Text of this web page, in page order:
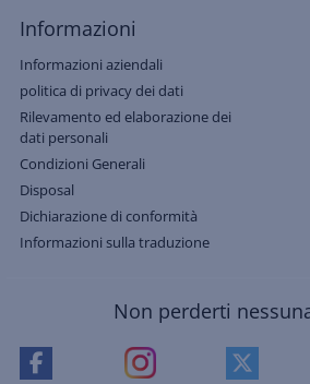
Informazioni
Informazioni aziendali
politica di privacy dei dati
Rilevamento ed elaborazione dei
dati personali
Condizioni Generali
Disposal
Dichiarazione di conformità
Informazioni sulla traduzione
Non perderti